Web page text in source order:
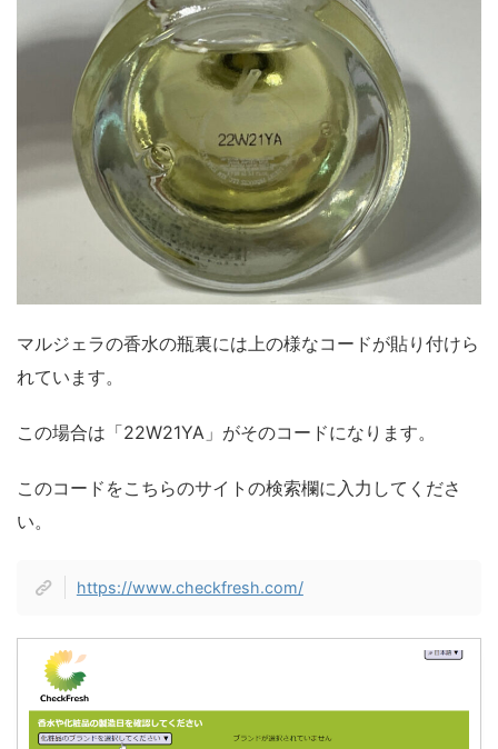
マルジェラの香水の瓶裏には上の様なコードが貼り付けら
れています。
この場合は「22W21YA」がそのコードになります。
このコードをこちらのサイトの検索欄に入力してくださ
い。
https://www.checkfresh.com/